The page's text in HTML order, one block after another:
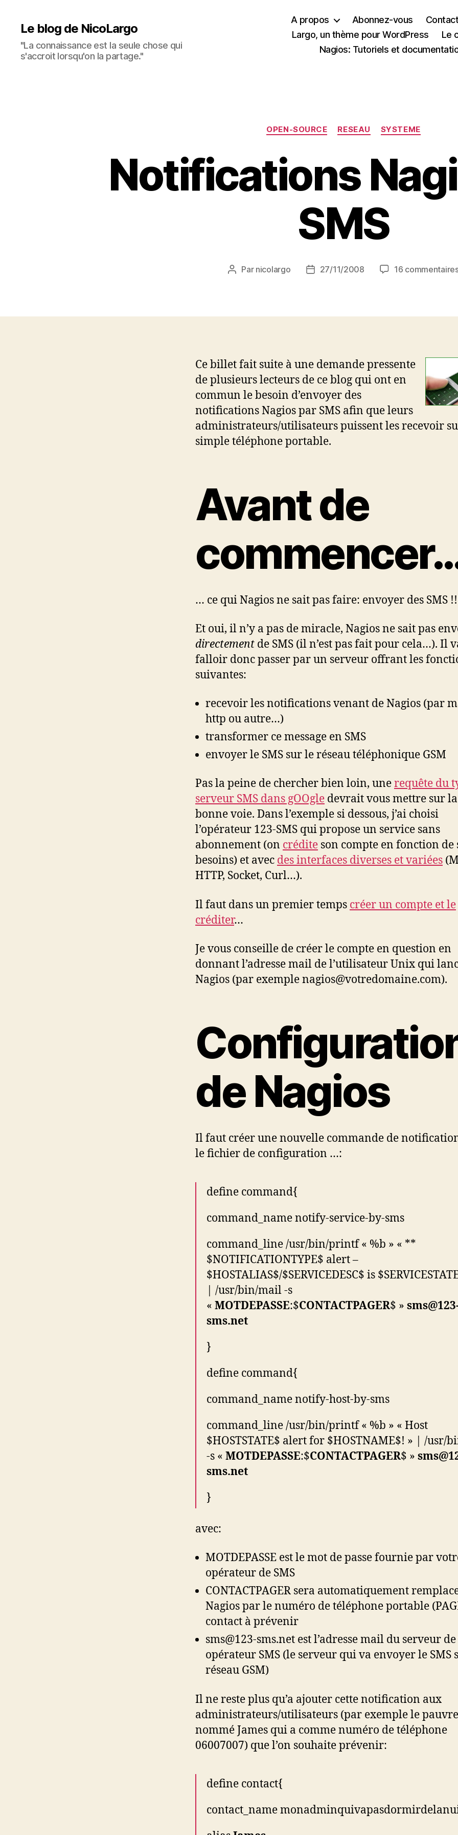
Le blog de NicoLargo
"La connaissance est la seule chose qui
s'accroit lorsqu'on la partage."
A propos Abonnez-vous Contact
Largo, un thème pour WordPress
Le
Nagios: Tutoriels et
Catégories
OPEN-SOURCE RESEAU SYSTEME
Notifications
SMS
Auteur
Par nicolargo
Date27/11/2008 16
Ce billet fait suite à une demande pressente
de plusieurs lecteurs de ce blog qui ont en
commun le besoin d’envoyer des
notifications Nagios par SMS afin que leurs
administrateurs/utilisateurs puissent les recevoir
simple téléphone portable.
Avant de
… ce qui Nagios ne sait pas faire: envoyer des SMS
Et oui, il n’y a pas de miracle, Nagios ne sait pas
directement de SMS (il n’est pas fait pour cela…). Il
falloir donc passer par un serveur offrant les
suivantes:
recevoir les notifications venant de Nagios (par
http ou autre…)
transformer ce message en SMS
envoyer le SMS sur le réseau téléphonique GSM
Pas la peine de chercher bien loin, unerequête du
serveur SMS dans gOOgle devrait vous mettre sur la
bonne voie. Dans l’exemple si dessous, j’ai choisi
l’opérateur 123-SMS qui propose un service sans
abonnement (on crédite son compte en fonction de
besoins) et avec des interfaces diverses et variées
HTTP, Socket, Curl…).
Il faut dans un premier temps créer un compte et le
créditer…
Je vous conseille de créer le compte en question en
donnant l’adresse mail de l’utilisateur Unix qui
Nagios (par exemple nagios@votredomaine.com).
de Nagios
Il faut créer une nouvelle commande de
le fichier de configuration …:
define command{
command_name notify-service-by-sms
command_line /usr/bin/printf « %b » « **
$NOTIFICATIONTYPE$ alert –
$HOSTALIAS$/$SERVICEDESC$ is
| /usr/bin/mail -s
« MOTDEPASSE:$CONTACTPAGER$ »
sms.net
}
define command{
command_name notify-host-by-sms
command_line /usr/bin/printf « %b » « Host
$HOSTSTATE$ alert for $HOSTNAME$! » | /usr/
-s « MOTDEPASSE:$CONTACTPAGER$ »
sms.net
}
avec:
MOTDEPASSE est le mot de passe fournie par
opérateur de SMS
CONTACTPAGER sera automatiquement
Nagios par le numéro de téléphone portable
contact à prévenir
sms@123-sms.net est l’adresse mail du serveur
opérateur SMS (le serveur qui va envoyer le SMS
réseau GSM)
Il ne reste plus qu’a ajouter cette notification aux
administrateurs/utilisateurs (par exemple le
nommé James qui a comme numéro de téléphone
06007007) que l’on souhaite prévenir:
define contact{
contact_name